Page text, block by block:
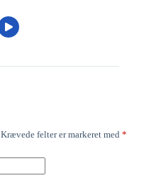
Krævede felter er markeret med *